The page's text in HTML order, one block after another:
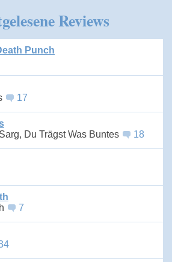
Reviews
Punch
17
Du Trägst Was Buntes
18
7